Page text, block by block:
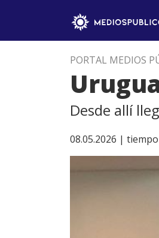
PORTAL MEDIOS
Desde allí
08.05.2026 |